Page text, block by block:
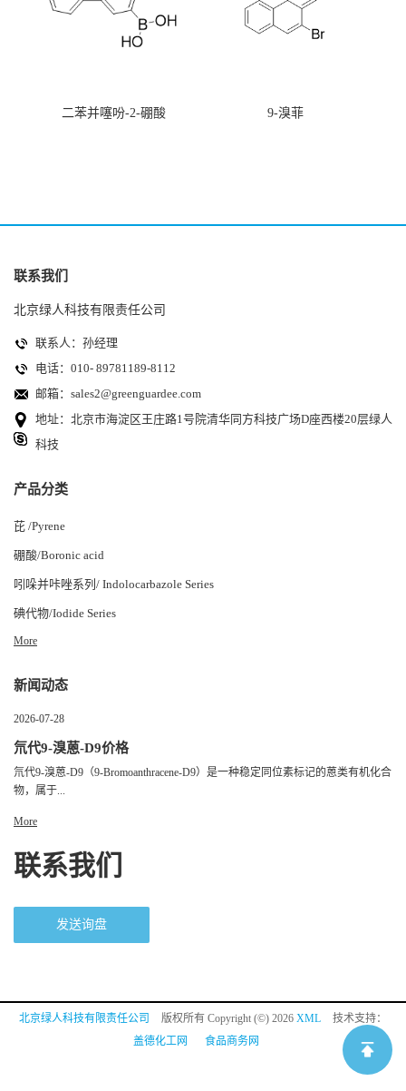
二苯并噻吩-2-硼酸 9-溴菲
联系我们
北京绿人科技有限责任公司
联系人：孙经理
电话：010- 89781189-8112
邮箱： sales2@greenguardee.com
地址：北京市海淀区王庄路1号院清华同方科技广场D座西楼20层绿人
科技
产品分类
芘 /Pyrene
硼酸/Boronic acid
吲哚并咔唑系列/ Indolocarbazole Series
碘代物/Iodide Series
More
新闻动态
2026-07-28
氘代9-溴蒽-D9价格
氘代9-溴蒽-D9（9-Bromoanthracene-D9）是一种稳定同位素标记的蒽类有机化合
物，属于...
More
联系我们
发送询盘
北京绿人科技有限责任公司 版权所有 Copyright (©) 2026 XML
技术支持：
盖德化工网
食品商务网